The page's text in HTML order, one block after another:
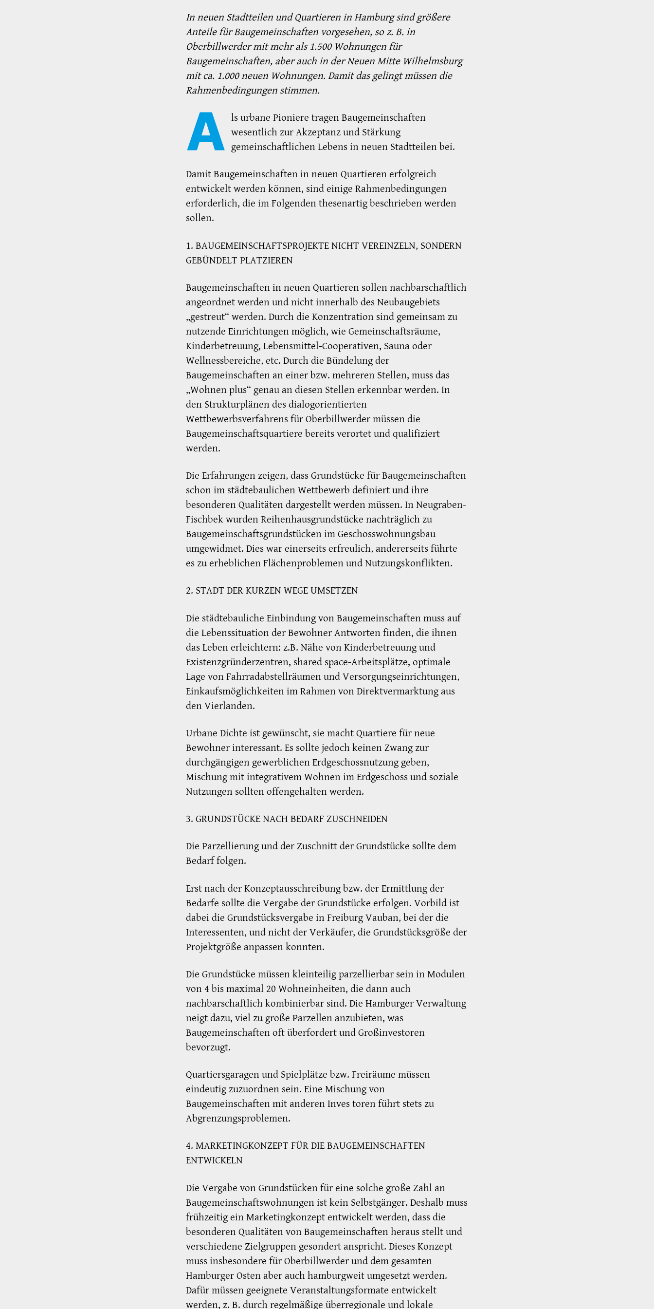
In neuen Stadtteilen und Quartieren in Hamburg sind größere
Anteile für Baugemeinschaften vorgesehen, so z. B. in
Oberbillwerder mit mehr als 1.500 Wohnungen für
Baugemeinschaften, aber auch in der Neuen Mitte Wilhelmsburg
mit ca. 1.000 neuen Wohnungen. Damit das gelingt müssen die
Rahmenbedingungen stimmen.
A ls urbane Pioniere tragen Baugemeinschaften
wesentlich zur Akzeptanz und Stärkung
gemeinschaftlichen Lebens in neuen Stadtteilen bei.
Damit Baugemeinschaften in neuen Quartieren erfolgreich
entwickelt werden können, sind einige Rahmenbedingungen
erforderlich, die im Folgenden thesenartig beschrieben werden
sollen.
1. BAUGEMEINSCHAFTSPROJEKTE NICHT VEREINZELN, SONDERN
GEBÜNDELT PLATZIEREN
Baugemeinschaften in neuen Quartieren sollen nachbarschaftlich
angeordnet werden und nicht innerhalb des Neubaugebiets
„gestreut“ werden. Durch die Konzentration sind gemeinsam zu
nutzende Einrichtungen möglich, wie Gemeinschaftsräume,
Kinderbetreuung, Lebensmittel-Cooperativen, Sauna oder
Wellnessbereiche, etc. Durch die Bündelung der
Baugemeinschaften an einer bzw. mehreren Stellen, muss das
„Wohnen plus“ genau an diesen Stellen erkennbar werden. In
den Strukturplänen des dialogorientierten
Wettbewerbsverfahrens für Oberbillwerder müssen die
Baugemeinschaftsquartiere bereits verortet und qualifiziert
werden.
Die Erfahrungen zeigen, dass Grundstücke für Baugemeinschaften
schon im städtebaulichen Wettbewerb definiert und ihre
besonderen Qualitäten dargestellt werden müssen. In Neugraben-
Fischbek wurden Reihenhausgrundstücke nachträglich zu
Baugemeinschaftsgrundstücken im Geschosswohnungsbau
umgewidmet. Dies war einerseits erfreulich, andererseits führte
es zu erheblichen Flächenproblemen und Nutzungskonflikten.
2. STADT DER KURZEN WEGE UMSETZEN
Die städtebauliche Einbindung von Baugemeinschaften muss auf
die Lebenssituation der Bewohner Antworten finden, die ihnen
das Leben erleichtern: z.B. Nähe von Kinderbetreuung und
Existenzgründerzentren, shared space-Arbeitsplätze, optimale
Lage von Fahrradabstellräumen und Versorgungseinrichtungen,
Einkaufsmöglichkeiten im Rahmen von Direktvermarktung aus
den Vierlanden.
Urbane Dichte ist gewünscht, sie macht Quartiere für neue
Bewohner interessant. Es sollte jedoch keinen Zwang zur
durchgängigen gewerblichen Erdgeschossnutzung geben,
Mischung mit integrativem Wohnen im Erdgeschoss und soziale
Nutzungen sollten offengehalten werden.
3. GRUNDSTÜCKE NACH BEDARF ZUSCHNEIDEN
Die Parzellierung und der Zuschnitt der Grundstücke sollte dem
Bedarf folgen.
Erst nach der Konzeptausschreibung bzw. der Ermittlung der
Bedarfe sollte die Vergabe der Grundstücke erfolgen. Vorbild ist
dabei die Grundstücksvergabe in Freiburg Vauban, bei der die
Interessenten, und nicht der Verkäufer, die Grundstücksgröße der
Projektgröße anpassen konnten.
Die Grundstücke müssen kleinteilig parzellierbar sein in Modulen
von 4 bis maximal 20 Wohneinheiten, die dann auch
nachbarschaftlich kombinierbar sind. Die Hamburger Verwaltung
neigt dazu, viel zu große Parzellen anzubieten, was
Baugemeinschaften oft überfordert und Großinvestoren
bevorzugt.
Quartiersgaragen und Spielplätze bzw. Freiräume müssen
eindeutig zuzuordnen sein. Eine Mischung von
Baugemeinschaften mit anderen Inves toren führt stets zu
Abgrenzungsproblemen.
4. MARKETINGKONZEPT FÜR DIE BAUGEMEINSCHAFTEN
ENTWICKELN
Die Vergabe von Grundstücken für eine solche große Zahl an
Baugemeinschaftswohnungen ist kein Selbstgänger. Deshalb muss
frühzeitig ein Marketingkonzept entwickelt werden, dass die
besonderen Qualitäten von Baugemeinschaften heraus stellt und
verschiedene Zielgruppen gesondert anspricht. Dieses Konzept
muss insbesondere für Oberbillwerder und dem gesamten
Hamburger Osten aber auch hamburgweit umgesetzt werden.
Dafür müssen geeignete Veranstaltungsformate entwickelt
werden, z. B. durch regelmäßige überregionale und lokale